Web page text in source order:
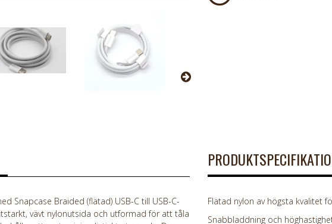
Snapcase Braided (flätad) USB-C till USB-C-
vävt nylonutsida och utformad för att tåla
Flätad nylon av högsta kvalitet
Snabbladdning och